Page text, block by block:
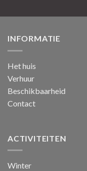
INFORMATIE
Het huis
Verhuur
Beschikbaarheid
Contact
ACTIVITEITEN
Winter